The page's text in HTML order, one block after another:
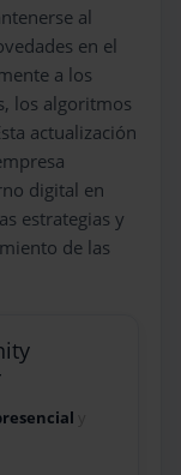
al
en el
a los
los algoritmos
actualización
digital en
estrategias y
de las